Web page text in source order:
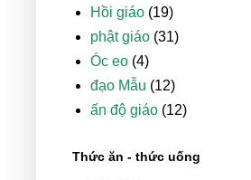
Hồi giáo (19)
phật giáo (31)
Óc eo (4)
đạo Mẫu (12)
ấn độ giáo (12)
Thức ăn - thức uống